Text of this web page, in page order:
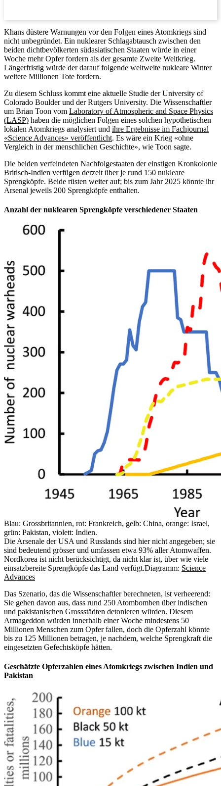
Khans düstere Warnungen vor den Folgen eines Atomkriegs sind
nicht unbegründet. Ein nuklearer Schlagabtausch zwischen den
beiden dichtbevölkerten südasiatischen Staaten würde in einer
Woche mehr Opfer fordern als der gesamte Zweite Weltkrieg.
Längerfristig würde der darauf folgende weltweite nukleare Winter
weitere Millionen Tote fordern.
Zu diesem Schluss kommt eine aktuelle Studie der University of
Colorado Boulder und der Rutgers University. Die Wissenschaftler
um Brian Toon vom Laboratory of Atmospheric and Space Physics
(LASP) haben die möglichen Folgen eines solchen hypothetischen
lokalen Atomkriegs analysiert und ihre Ergebnisse im Fachjournal
«Science Advances» veröffentlicht. Es wäre ein Krieg «ohne
Vergleich in der menschlichen Geschichte», wie Toon sagte.
Die beiden verfeindeten Nachfolgestaaten der einstigen Kronkolonie
Britisch-Indien verfügen derzeit über je rund 150 nukleare
Sprengköpfe. Beide rüsten weiter auf; bis zum Jahr 2025 könnte ihr
Arsenal jeweils 200 Sprengköpfe enthalten.
Anzahl der nuklearen Sprengköpfe verschiedener Staaten
Blau: Grossbritannien, rot: Frankreich, gelb: China, orange: Israel,
grün: Pakistan, violett: Indien.
Die Arsenale der USA und Russlands sind hier nicht angegeben; sie
sind bedeutend grösser und umfassen etwa 93% aller Atomwaffen.
Nordkorea ist nicht berücksichtigt, da nicht klar ist, über wie viele
einsatzbereite Sprengköpfe das Land verfügt.Diagramm: Science
Advances
Das Szenario, das die Wissenschaftler berechneten, ist verheerend:
Sie gehen davon aus, dass rund 250 Atombomben über indischen
und pakistanischen Grossstädten detonieren würden. Diesem
Armageddon würden innerhalb einer Woche mindestens 50
Millionen Menschen zum Opfer fallen, doch die Opferzahl könnte
bis zu 125 Millionen betragen, je nachdem, welche Sprengkraft die
eingesetzten Gefechtsköpfe hätten.
Geschätzte Opferzahlen eines Atomkriegs zwischen Indien und
Pakistan